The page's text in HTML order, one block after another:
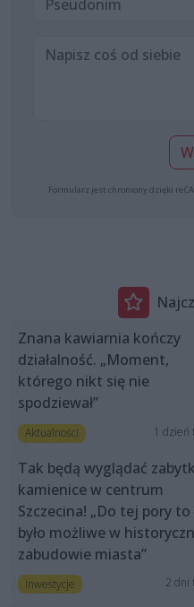
Formularz jest chroniony dzięki
Znana kawiarnia kończy
działalność. „Moment,
którego nikt się nie
spodziewał”
Aktualności 1 dzień
Tak będą wyglądać
kamienice w centrum
Szczecina! „Do tej pory
było możliwe w
zabudowie miasta”
Inwestycje 2 dni